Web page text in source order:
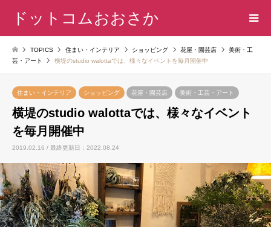
ドットコムおおさか
TOPICS 住まい・インテリア ショッピング 花屋・園芸店
美術・工
芸・アート
横堤のstudio walottaでは、様々なイベントを毎月開催中
住まい・インテリア ショッピング 花屋・園芸店 美術・工芸・アート
横堤のstudio walottaでは、様々なイベント
を毎月開催中
2019.02.16 / 最終更新日：2022.08.24